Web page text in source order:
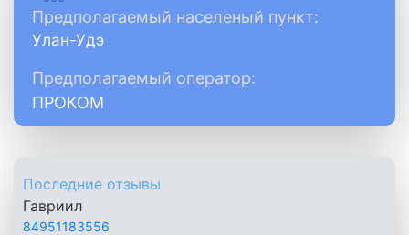
Предполагаемый населеный пункт:
Улан-Удэ
Предполагаемый оператор:
ПРОКОМ
Последние отзывы
Гавриил
84951183556